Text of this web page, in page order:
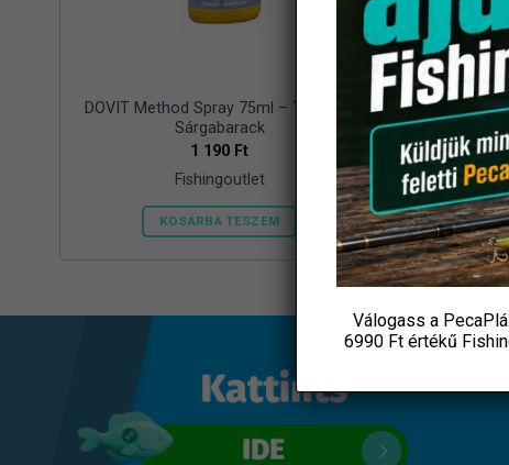
DOVIT Method Spray 75ml – Tonhal –
Sárgabarack
1 190 Ft
Fishingoutlet
KOSÁRBA TESZEM
Gamakatsu
Válogass a
6990 Ft értékű